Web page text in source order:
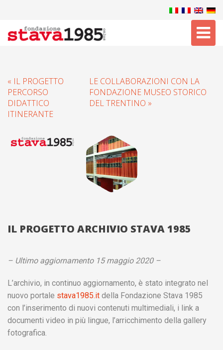
« IL PROGETTO
PERCORSO
DIDATTICO
ITINERANTE
LE COLLABORAZIONI CON LA
FONDAZIONE MUSEO STORICO
DEL TRENTINO »
IL PROGETTO ARCHIVIO STAVA 1985
– Ultimo aggiornamento 15 maggio 2020 –
L’archivio, in continuo aggiornamento, è stato integrato nel
nuovo portale stava1985.it della Fondazione Stava 1985
con l’inserimento di nuovi contenuti multimediali, i link a
documenti video in più lingue, l’arricchimento della gallery
fotografica.